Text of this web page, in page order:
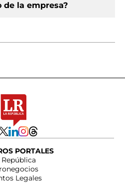
de la empresa?
PORTALES
República
Legales